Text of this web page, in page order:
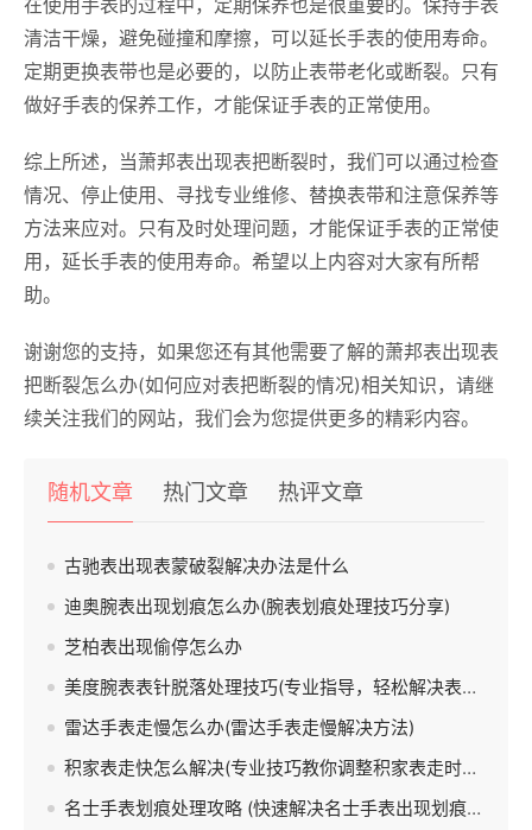
清洁干燥，避免碰撞和摩擦，可以延长手表的使用寿命。
定期更换表带也是必要的，以防止表带老化或断裂。只有
做好手表的保养工作，才能保证手表的正常使用。
综上所述，当萧邦表出现表把断裂时，我们可以通过检查
情况、停止使用、寻找专业维修、替换表带和注意保养等
方法来应对。只有及时处理问题，才能保证手表的正常使
用，延长手表的使用寿命。希望以上内容对大家有所帮
助。
谢谢您的支持，如果您还有其他需要了解的萧邦表出现表
把断裂怎么办(如何应对表把断裂的情况)相关知识，请继
续关注我们的网站，我们会为您提供更多的精彩内容。
随机文章 热门文章 热评文章
古驰表出现表蒙破裂解决办法是什么
迪奥腕表出现划痕怎么办(腕表划痕处理技巧分享)
芝柏表出现偷停怎么办
美度腕表表针脱落处理技巧(专业指导，轻松解决表针脱落问题)
雷达手表走慢怎么办(雷达手表走慢解决方法)
积家表走快怎么解决(专业技巧教你调整积家表走时准确)
名士手表划痕处理攻略 (快速解决名士手表出现划痕的方法)